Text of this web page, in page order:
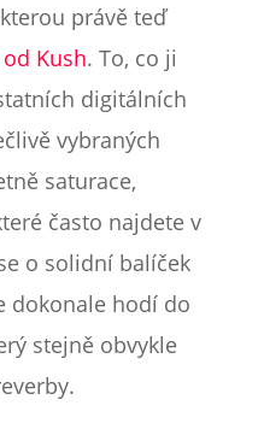
právě teď
Kush. To, co ji
digitálních
vybraných
saturace,
často najdete v
o solidní balíček
dokonale hodí do
stejně obvykle